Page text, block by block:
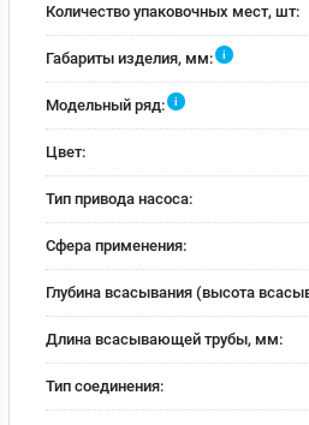
Количество упаковочных мест, шт:
Габариты изделия, мм: i
Модельный ряд: i
Цвет:
Тип привода насоса:
Сфера применения:
Глубина всасывания (высота
Длина всасывающей трубы, мм:
Тип соединения: